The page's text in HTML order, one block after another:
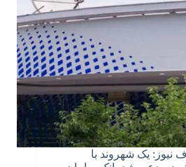
نیوز: یک شهروند با